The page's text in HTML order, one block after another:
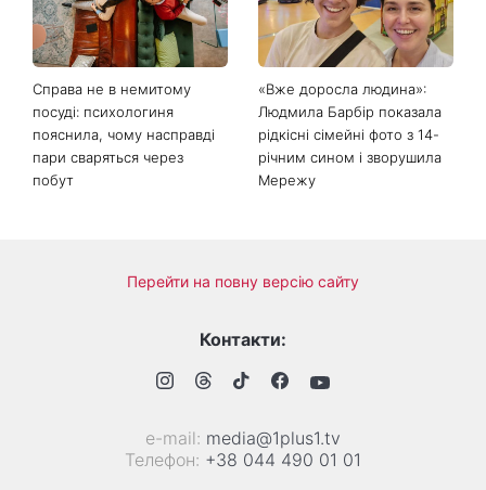
Справа не в немитому
посуді: психологиня
пояснила, чому насправді
пари сваряться через
побут
«Вже доросла людина»:
Людмила Барбір показала
рідкісні сімейні фото з 14-
річним сином і зворушила
Мережу
Перейти на повну версію сайту
Контакти:
е-mail: media@1plus1.tv
Телефон: +38 044 490 01 01